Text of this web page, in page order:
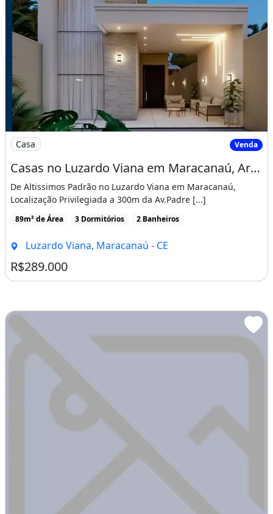
Imagem: Casas no Luzardo Viana em Maracanaú,
Casa Venda
Casas no Luzardo Viana em Maracanaú, Arquitetura Moderna, 100 Porcelanato Acabamento
De Altissimos Padrão no Luzardo Viana em Maracanaú,
Localização Privilegiada a 300m da Av.Padre [...]
89m² de Área 3 Dormitórios 2 Banheiros
Luzardo Viana, Maracanaú - CE
R$289.000